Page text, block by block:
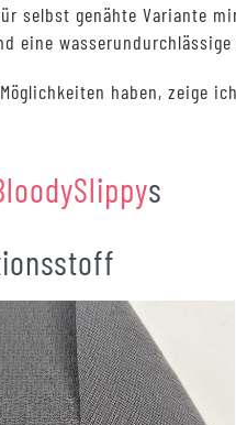
selbst genähte Variante
eine
haben, zeige
s